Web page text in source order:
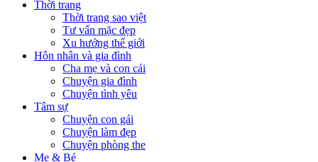
Thời trang
Thời trang sao việt
Tư vấn mặc đẹp
Xu hướng thế giới
Hôn nhân và gia đình
Cha mẹ và con cái
Chuyện gia đình
Chuyện tình yêu
Tâm sự
Chuyện con gái
Chuyện làm đẹp
Chuyện phòng the
Mẹ & Bé